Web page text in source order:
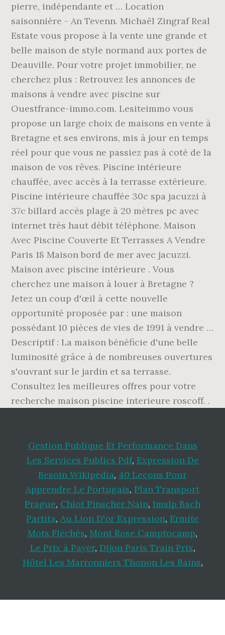
pierre, indépendante et … Location
saisonnière - An Tevenn. Michaël Zingraf Real
Estate vous propose à la vente une grande et
belle maison de style normand aux portes de
Deauville. Pour votre projet immobilier, ne
cherchez plus : Retrouvez les annonces de
maisons à vendre avec piscine sur
Ouestfrance-immo.com. Lesiteimmo vous
propose un large choix de maisons en vente à
Bretagne et ses environs, mis à jour en temps
réel pour que vous ne passiez pas à coté de la
maison de vos rêves. Piscine intérieure
chauffée, avec accès à la terrasse extérieure.
Piscine intérieure chauffée 30c spa jacuzzi à
37c billard accès plage à 20 mètres pc avec
internet très haut débit téléphone. Maison
Avec Piscine Couverte Et Terrasses A Vendre
Paris 18 Maison bord de mer avec jacuzzi.
Maison avec piscine intérieure . Vous
cherchez une maison à louer à Bretagne ?
Jetez un coup d'œil à cette nouvelle
opportunité proposée par : une maison
possédant 10 pièces de vies de 1991 à vendre …
Descriptif : La maison bénéficie d'une belle
luminosité grâce à de nombreuses ouvertures
s'ouvrant sur le jardin et sa terrasse.
Consultez les meilleures offres pour votre
recherche maison piscine interieure roscoff. .
Gestion Publique Et Performance Dans
Les Services Publics Pdf, Expression De
Besoin Wikipédia, 40 Leçons Pour
Apprendre Le Portugais, Plan Transport
Prague, Chiot Pinscher Nain, Imslp Bach
Partita, Au Lion D'or Expression, Ermite
Mots Fléchés, Mont Rose Camptocamp,
Le Prix à Payer, Dijon Paris Train Prix,
Hôtel Les Marronniers Thonon Les Bains,